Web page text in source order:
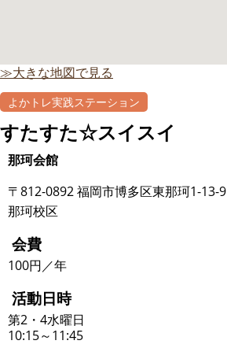
≫大きな地図で見る
よかトレ実践ステーション
すたすた☆スイスイ
那珂会館
〒812-0892 福岡市博多区東那珂1-13-9
那珂校区
会費
100円／年
活動日時
第2・4水曜日
10:15～11:45